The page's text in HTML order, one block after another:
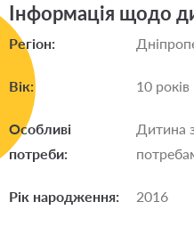
Інформація щодо
Регіон:
Вік: 10 років
Особливі
потреби:
Дитина
Рік народження: 2016